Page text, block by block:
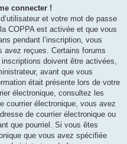
connecter !
et votre mot de passe
COPPA est activée et que vous
pendant l’inscription, vous
avez reçues. Certains forums
doivent être activées,
avant que vous
était présente lors de votre
électronique, consultez les
courrier électronique, vous avez
de courrier électronique ou
que pourriel. Si vous êtes
que vous avez spécifiée